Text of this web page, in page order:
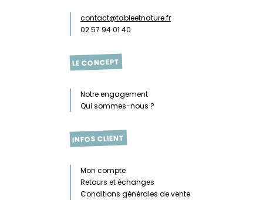
contact@tableetnature.fr
02 57 94 01 40
LE CONCEPT
Notre engagement
Qui sommes-nous ?
INFOS CLIENT
Mon compte
Retours et échanges
Conditions générales de vente